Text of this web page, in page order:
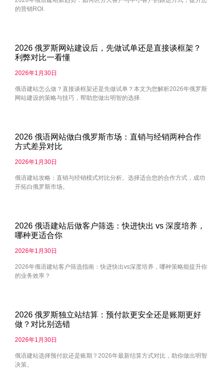
的营销ROI.
2026 俄罗斯网站建设后，先做试单还是直接谈框架？
利弊对比一看懂
2026年1月30日
俄语建站怎么做？直接谈框架还是先做试单？本文为您解析2026年俄罗斯
网站建设的策略与技巧，帮助您做出明智的选择.
2026 俄语网站做白俄罗斯市场：直销与经销两种合作
方式差异对比
2026年1月30日
俄语建站攻略：直销与经销模式对比分析。选择适合您的合作方式，成功
开拓白俄罗斯市场。
2026 俄语建站后做客户筛选：快进快出 vs 深度培养，
哪种更适合你
2026年1月30日
2026年俄语建站客户筛选指南：快进快出vs深度培养，哪种策略能提升你
的业务效率？
2026 俄罗斯独立站结算：预付款更安全还是账期更好
做？对比别选错
2026年1月30日
俄语建站选择预付款还是账期？2026年最新结算方式对比，助你做出明智
决策。